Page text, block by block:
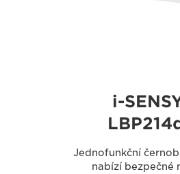
i-
Jednofunkční
nabízí bezpečné